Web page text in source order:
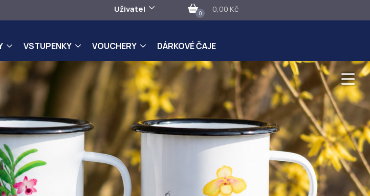
Uživatel 0 0,00 Kč
VSTUPENKY VOUCHERY DÁRKOVÉ ČAJE